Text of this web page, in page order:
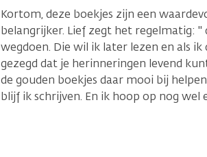
Kortom, deze boekjes zijn een
belangrijker. Lief zegt het regelmatig:
wegdoen. Die wil ik later lezen en als
gezegd dat je herinneringen levend
de gouden boekjes daar mooi bij
blijf ik schrijven. En ik hoop op nog wel